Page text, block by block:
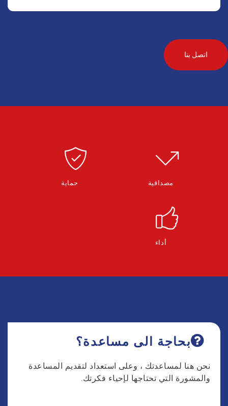
مصداقية حماية
أداء
بحاجة الى مساعدة؟
نحن هنا لمساعدتك ، وعلى استعداد لتقديم المساعدة
والمشورة التي تحتاجها لإحياء فكرتك.